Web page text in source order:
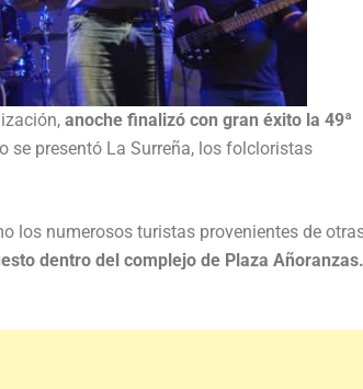
anoche finalizó con gran éxito la 49ª
se presentó La Surreña, los folcloristas
los numerosos turistas provenientes de
dentro del complejo de Plaza Añoranzas.